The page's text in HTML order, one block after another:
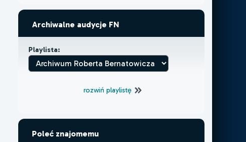
Archiwalne audycje FN
Playlista:
rozwiń playlistę
Poleć znajomemu